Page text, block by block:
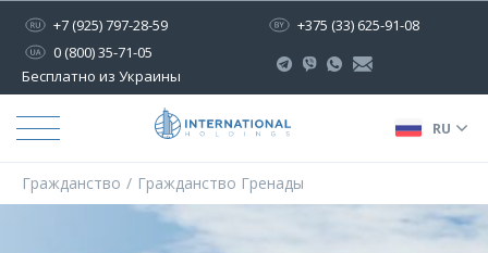
+7 (925) 797-28-59
+375 (33) 625-91-08
0 (800) 35-71-05
Бесплатно из Украины
RU
Гражданство Гражданство Гренады